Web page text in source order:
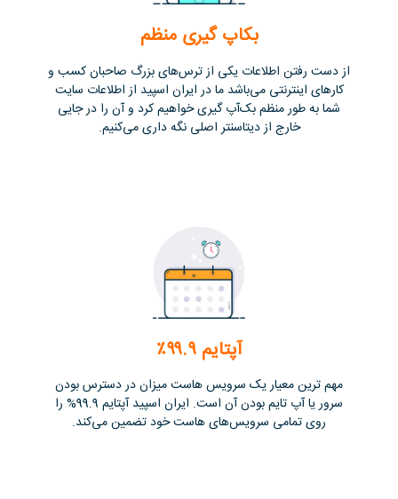
بکاپ گیری منظم
از دست رفتن اطلاعات یکی از ترس‌های بزرگ صاحبان کسب و
کارهای اینترنتی می‌با‌شد ما در ایران اسپید از اطلاعات سایت
شما به طور منظم بک‌آپ گیری خواهیم کرد و آن را در جایی
خارج از دیتاسنتر اصلی نگه داری می‌کنیم.
آپتایم ۹۹.۹٪
مهم ترین معیار یک سرویس هاست میزان در دسترس بودن
سرور یا آپ تایم بودن آن است. ایران اسپید آپتایم 99.9% را
روی تمامی سرویس‌های هاست خود تضمین می‌کند.